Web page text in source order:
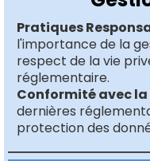
Pratiques
l'importance de la
respect de la vie
réglementaire.
Conformité avec la
dernières
protection des